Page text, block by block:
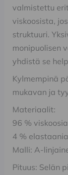
valmistettu
viskoosista,
struktuuri.
monipuolisen
yhdistä se
Kylmempinä
mukavan ja
Materiaalit:
96 % viskoosia
4 % elastaania
Malli: A-
Pituus: Selän